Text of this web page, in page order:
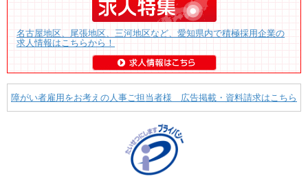
名古屋地区、尾張地区、三河地区など、愛知県内で積極採用企業の
求人情報はこちらから！
障がい者雇用をお考えの人事ご担当者様 広告掲載・資料請求はこちら